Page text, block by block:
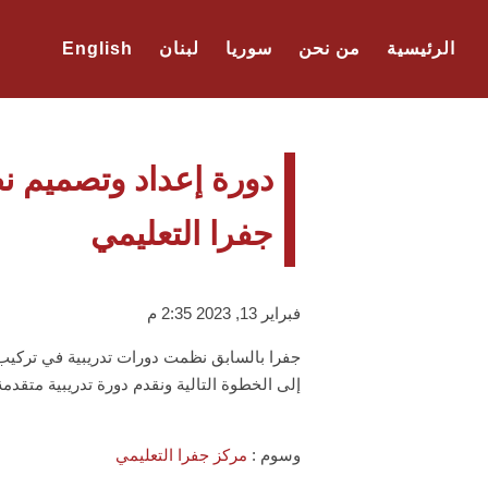
الرئيسية من نحن سوريا لبنان English
دورة إعداد وتصميم
جفرا التعليمي
فبراير 13, 2023 2:35 م
جفرا بالسابق نظمت دورات تدريبية في تركيب
إلى الخطوة التالية ونقدم دورة تدريبية
وسوم : مركز جفرا التعليمي